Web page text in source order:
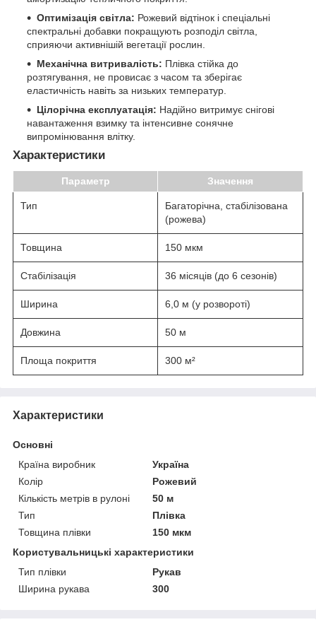
Оптимізація світла: Рожевий відтінок і спеціальні
спектральні добавки покращують розподіл світла,
сприяючи активнішій вегетації рослин.
Механічна витривалість: Плівка стійка до
розтягування, не провисає з часом та зберігає
еластичність навіть за низьких температур.
Цілорічна експлуатація: Надійно витримує снігові
навантаження взимку та інтенсивне сонячне
випромінювання влітку.
Характеристики
Параметр Значення
Тип
Багаторічна, стабілізована
(рожева)
Товщина 150 мкм
Стабілізація 36 місяців (до 6 сезонів)
Ширина 6,0 м (у розвороті)
Довжина 50 м
Площа покриття 300 м²
Характеристики
Основні
Країна виробник
Україна
Колір
Рожевий
Кількість метрів в рулоні
50 м
Тип
Плівка
Товщина плівки
150 мкм
Користувальницькі характеристики
Тип плівки
Рукав
Ширина рукава
300